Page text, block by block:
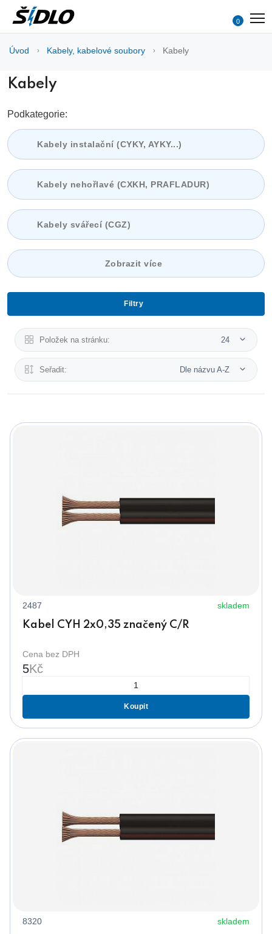
0
Úvod Kabely, kabelové soubory Kabely
Kabely
Podkategorie:
Kabely instalační (CYKY, AYKY...)
Kabely nehořlavé (CXKH, PRAFLADUR)
Kabely svářecí (CGZ)
Zobrazit více
Filtry
Položek na stránku: 24
Seřadit: Dle názvu A-Z
2487 skladem
Kabel CYH 2x0,35 značený C/R
Cena bez DPH
5Kč
Koupit
8320 skladem